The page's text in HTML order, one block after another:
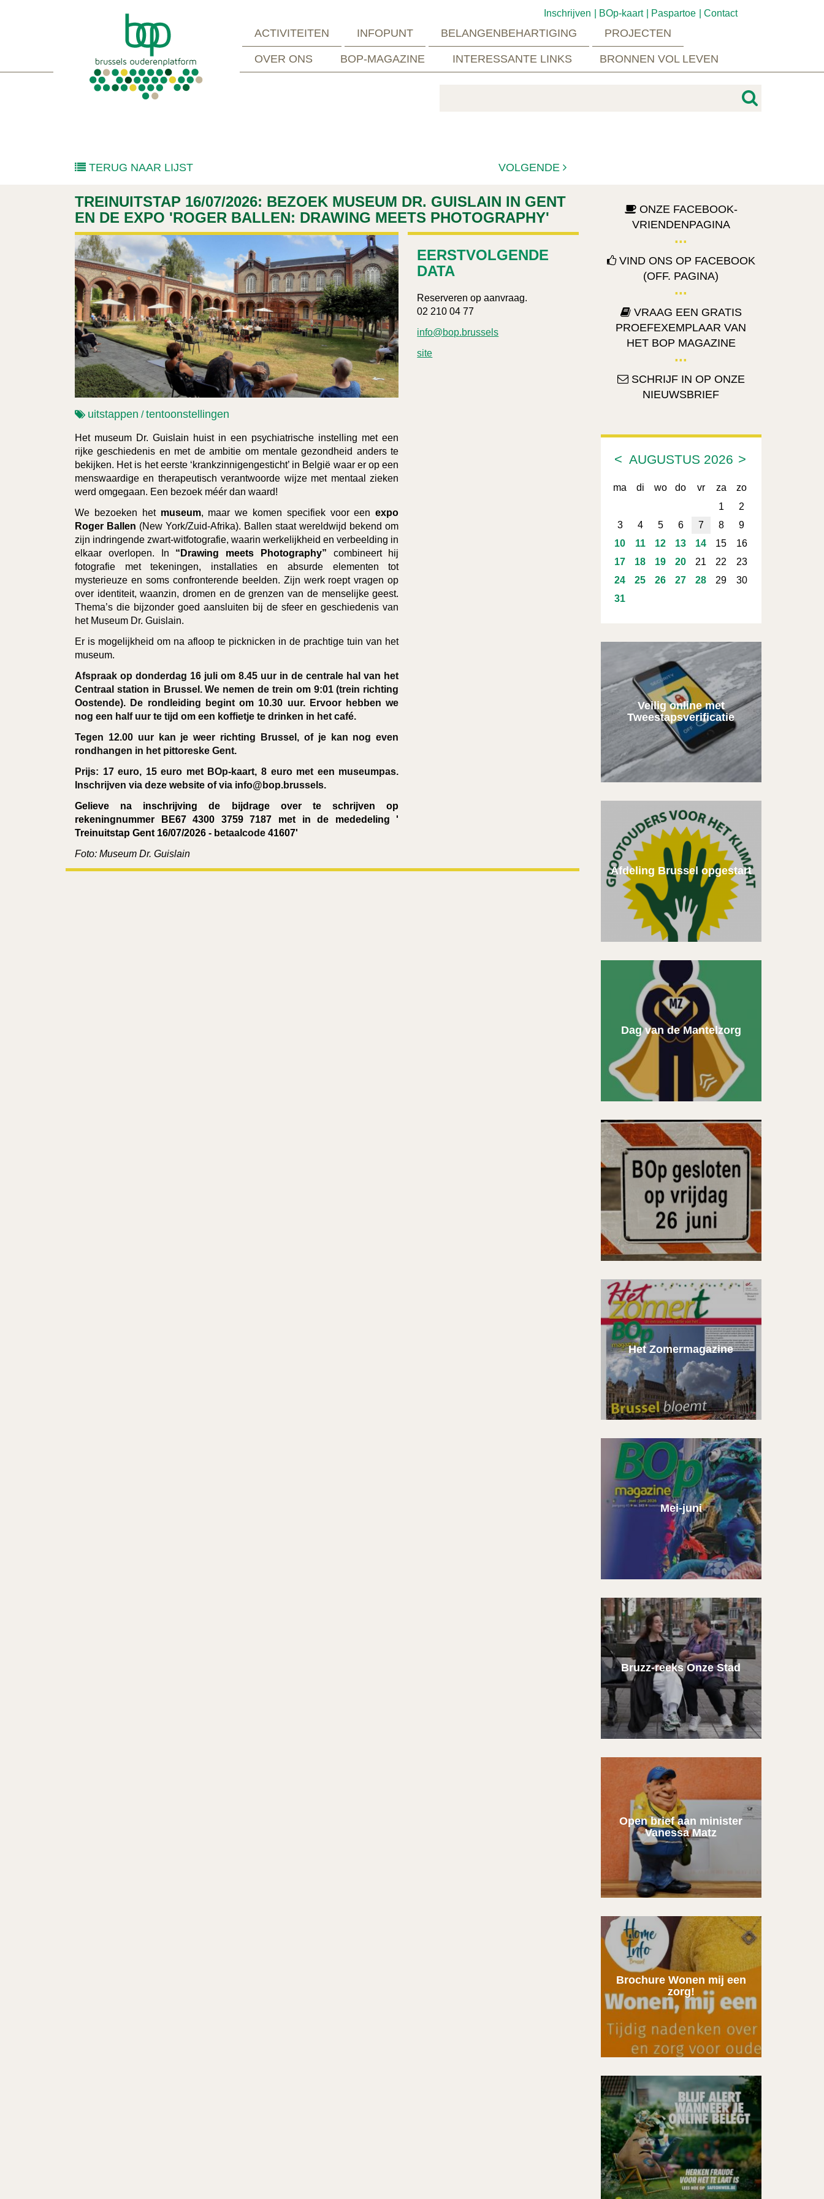
Inschrijven BOp-kaart Paspartoe Contact
ACTIVITEITEN INFOPUNT BELANGENBEHARTIGING PROJECTEN
OVER ONS BOP-MAGAZINE INTERESSANTE LINKS BRONNEN VOL LEVEN
TERUG NAAR LIJST VOLGENDE
TREINUITSTAP 16/07/2026: BEZOEK MUSEUM DR. GUISLAIN IN GENT
EN DE EXPO 'ROGER BALLEN: DRAWING MEETS PHOTOGRAPHY'
uitstappen /tentoonstellingen
Het museum Dr. Guislain huist in een psychiatrische instelling met een
rijke geschiedenis en met de ambitie om mentale gezondheid anders te
bekijken. Het is het eerste ‘krankzinnigengesticht’ in België waar er op een
menswaardige en therapeutisch verantwoorde wijze met mentaal zieken
werd omgegaan. Een bezoek méér dan waard!
We bezoeken het museum, maar we komen specifiek voor eenexpo
Roger Ballen (New York/Zuid-Afrika). Ballen staat wereldwijd bekend om
zijn indringende zwart-witfotografie, waarin werkelijkheid en verbeelding in
elkaar overlopen. In “Drawing meets Photography” combineert hij
fotografie met tekeningen, installaties en absurde elementen tot
mysterieuze en soms confronterende beelden. Zijn werk roept vragen op
over identiteit, waanzin, dromen en de grenzen van de menselijke geest.
Thema’s die bijzonder goed aansluiten bij de sfeer en geschiedenis van
het Museum Dr. Guislain.
Er is mogelijkheid om na afloop te picknicken in de prachtige tuin van het
museum.
Afspraak op donderdag 16 juli om 8.45 uur in de centrale hal van het
Centraal station in Brussel. We nemen de trein om 9:01 (trein richting
Oostende). De rondleiding begint om 10.30 uur. Ervoor hebben we
nog een half uur te tijd om een koffietje te drinken in het café.
Tegen 12.00 uur kan je weer richting Brussel, of je kan nog even
rondhangen in het pittoreske Gent.
Prijs: 17 euro, 15 euro met BOp-kaart, 8 euro met een museumpas.
Inschrijven via deze website of via info@bop.brussels.
Gelieve na inschrijving de bijdrage over te schrijven op
rekeningnummer BE67 4300 3759 7187 met in de mededeling '
Treinuitstap Gent 16/07/2026 - betaalcode 41607'
Foto: Museum Dr. Guislain
EERSTVOLGENDE
DATA
Reserveren op aanvraag.
02 210 04 77
info@bop.brussels
site
ONZE FACEBOOK-
VRIENDENPAGINA
VIND ONS OP FACEBOOK
(OFF. PAGINA)
VRAAG EEN GRATIS
PROEFEXEMPLAAR VAN
HET BOP MAGAZINE
SCHRIJF IN OP ONZE
NIEUWSBRIEF
< >
AUGUSTUS 2026
ma di wo do vr za
zo
1
2
3
4 5 6 7 8
9
10
11 12 13 14 15
16
17
18 19 20 21 22
23
24
25 26 27 28 29
30
31
Veilig online met
Tweestapsverificatie
Afdeling Brussel opgestart
Dag van de Mantelzorg
Het Zomermagazine
Mei-juni
Bruzz-reeks Onze Stad
Open brief aan minister
Vanessa Matz
Brochure Wonen mij een
zorg!